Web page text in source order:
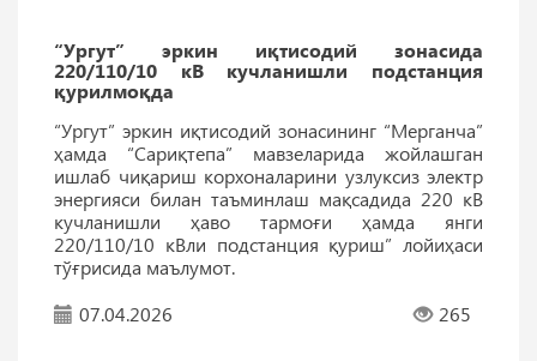
“Ургут” эркин иқтисодий зонасида
220/110/10 кВ кучланишли подстанция
қурилмоқда
“Ургут” эркин иқтисодий зонасининг “Мерганча”
ҳамда “Сариқтепа” мавзеларида жойлашган
ишлаб чиқариш корхоналарини узлуксиз электр
энергияси билан таъминлаш мақсадида 220 кВ
кучланишли ҳаво тармоғи ҳамда янги
220/110/10 кВли подстанция қуриш” лойиҳаси
тўғрисида маълумот.
07.04.2026
265